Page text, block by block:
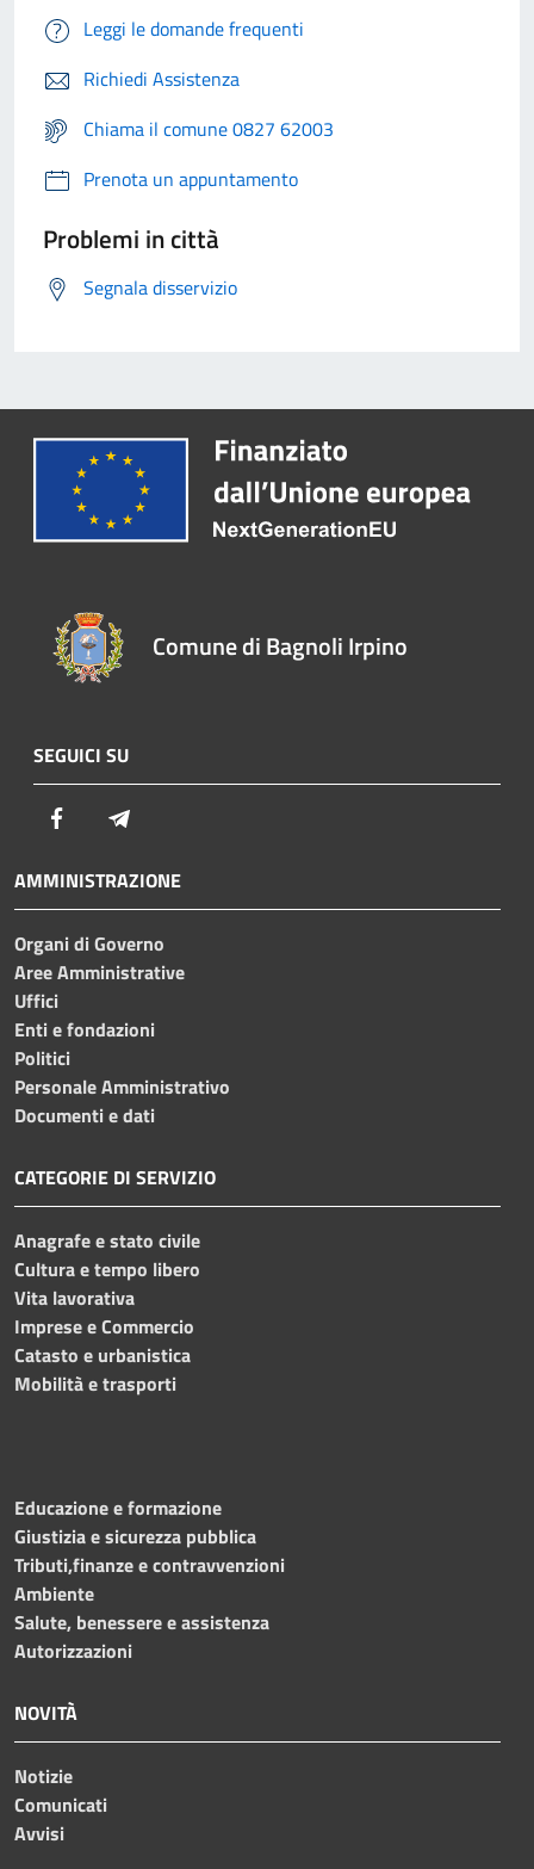
Leggi le domande frequenti
Richiedi Assistenza
Chiama il comune 0827 62003
Prenota un appuntamento
Problemi in città
Segnala disservizio
Comune di Bagnoli Irpino
SEGUICI SU
Facebook
AMMINISTRAZIONE
Organi di Governo
Aree Amministrative
Uffici
Enti e fondazioni
Politici
Personale Amministrativo
Documenti e dati
CATEGORIE DI SERVIZIO
Anagrafe e stato civile
Cultura e tempo libero
Vita lavorativa
Imprese e Commercio
Catasto e urbanistica
Mobilità e trasporti
Educazione e formazione
Giustizia e sicurezza pubblica
Tributi,finanze e contravvenzioni
Ambiente
Salute, benessere e assistenza
Autorizzazioni
NOVITÀ
Notizie
Comunicati
Avvisi